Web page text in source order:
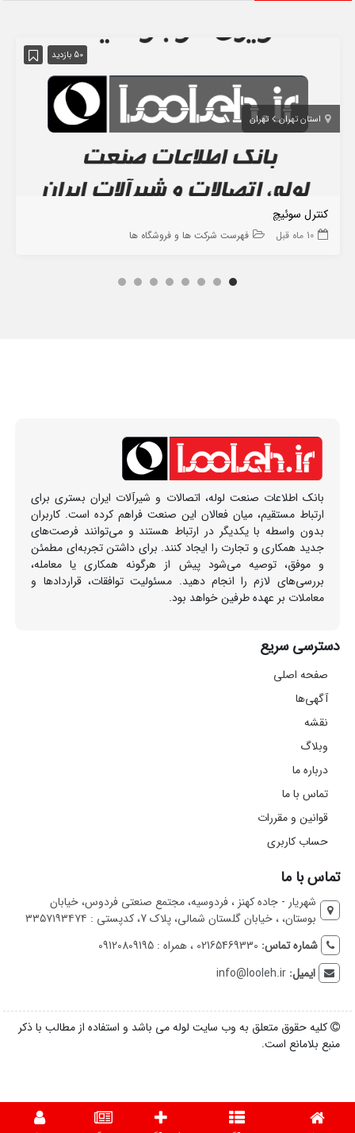
50 بازدید
استان تهران تهران
کنترل سوئیچ
10 ماه قبل فهرست شرکت ها و فروشگاه ها
بانک اطلاعات صنعت لوله، اتصالات و شیرآلات ایران بستری برای
ارتباط مستقیم، میان فعالان این صنعت فراهم کرده است. کاربران
بدون واسطه با یکدیگر در ارتباط هستند و می‌توانند فرصت‌های
جدید همکاری و تجارت را ایجاد کنند. برای داشتن تجربه‌ای مطمئن
و موفق، توصیه می‌شود پیش از هرگونه همکاری یا معامله،
بررسی‌های لازم را انجام دهید. مسئولیت توافقات، قراردادها و
معاملات بر عهده طرفین خواهد بود.
دسترسی سریع
صفحه اصلی
آگهی‌ها
نقشه
وبلاگ
درباره ما
تماس با ما
قوانین و مقررات
حساب کاربری
تماس با ما
شهریار - جاده کهنز ، فردوسیه، مجتمع صنعتی فردوس، خیابان
بوستان، ، خیابان گلستان شمالی، پلاک 7، کدپستی : ۳۳۵۷۱۹۳۴۷۴
شماره تماس: 02165469330 ، همراه : 09120809195
ایمیل:info@looleh.ir
کلیه حقوق متعلق به وب سایت لوله می باشد و استفاده از مطالب با ذکر
منبع بلامانع است.